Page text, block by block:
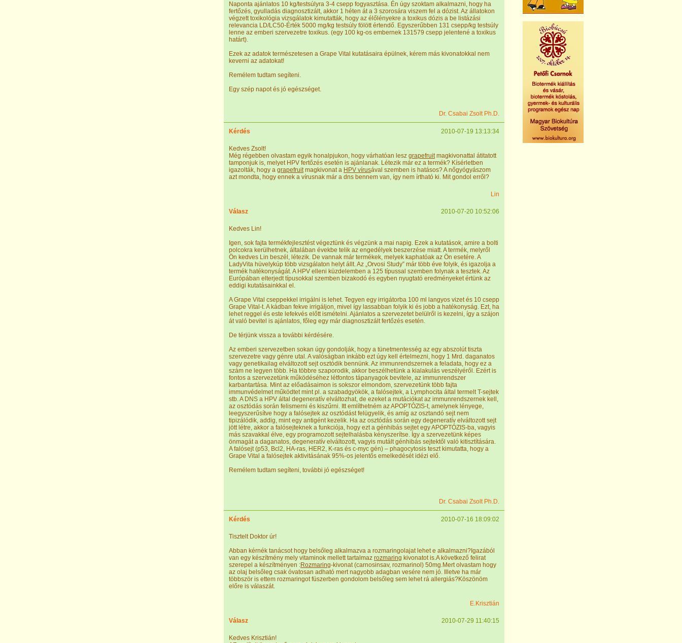
Naponta ajánlatos 10 kg/testsúlyra 3-4 csepp fogyasztása. Én úgy szoktam alkalmazni, hogy ha
fertőzés, gyulladás diagnosztizált, akkor 1 héten át a 3 szorosára viszem fel a dózist. Az állatokon
végzett toxikológia vizsgálatok kimutatták, hogy az élőlényekre a toxikus dózis a be listázási
relevancia LD/LC50-Érték 5000 mg/kg testsúly fölött értendő. Egyszerűbben 131 csepp/kg testsúly
lenne az emberi szervezetre toxikus. (egy 100 kg-os embernek 131579 csepp jelentené a toxikus
határt).
Ezek az adatok természetesen a Grape Vital kutatásaira épülnek, kérem más kivonatokkal nem
keverni az adatokat!
Remélem tudtam segíteni.
Egy szép napot és jó egészséget.
Dr. Csabai Zsolt Ph.D.
Kérdés 2010-07-19 13:13:34
Kedves Zsolt!
Még régebben olvastam egyik honalpjukon, hogy várhatóan lesz grapefruitmagkivonattal átitatott
tamponjuk is, melyet HPV fertőzés esetén is ajánlanak. Létezik már ez a termék? Kísérletben
igazolták, hogy a grapefruitmagkivonat a HPV vírusával szemben is hatásos? A nőgyógyászom
azt mondta, hogy ennek a vírusnak már a dns bennem van, így nem írtható ki. Mit gondol erről?
Lin
Válasz 2010-07-20 10:52:06
Kedves Lin!
Igen, sok fajta termékfejlesztést végeztünk és végzünk a mai napig. Ezek a kutatások, amire a bolti
polcokra kerülhetnek, általában évekbe telik az engedélyek beszerzése miatt. A termék, melyről
Ön kedves Lin beszél, létezik. De vannak már termékek, melyek kaphatóak az Ön esetére. A
LadyVita hüvelykúp több vizsgálaton helyt állt. Az „Orvosi Study” már több éve folyik, és igazolja a
termék hatékonyságát. A HPV elleni küzdelemben a 125 típussal szemben folynak a tesztek. Az
Európában elterjedt típusokkal szemben bizakodó és egyben nyugtató eredményeket értünk az
eddigi kutatásainkkal el.
A Grape Vital cseppekkel irrigálni is lehet. Tegyen egy irrigátorba 100 ml langyos vizet és 10 csepp
Grape Vital-t. A kádban fekve irrigáljon, mivel így lassabban folyik ki és jobb a hatékonyság. Ezt, ha
lehet reggel és este lefekvés előtt ismételni. Ajánlatos a szervezetet belülről is kezelni, így a szájon
át való bevitel is ajánlatos, főleg egy már diagnosztizált fertőzés esetén.
De térjünk vissza a további kérdésére.
Az emberi szervezetben sokan úgy gondolják, hogy a tünetmentesség az egy abszolút tiszta
szervezetre vagy génre utal. A valóságban inkább ezt úgy kell értelmezni, hogy 1 Mrd. daganatos
vagy genetikailag elváltozott sejt osztódik bennünk. Az immunrendszernek a feladata, hogy ez a
szám ne legyen több. Ha többre szaporodik, akkor beszélhetünk a kialakulás veszélyéről. Ezért is
fontos a szervezetünk működéséhez létfontos tápanyagok bevitele, az immunrendszer
karbantartása. Mint az előadásaimon is sokszor elmondom, szervezetünk több fajta
immunvédelmet működtet mint pl. a szabadgyökök, a falósejtek, a Lymphocita által termelt T-sejtek
stb. A DNS a HPV által degeneratív elváltozhat, de ezeket a mutációkat az immunrendszernek kell,
az osztódás során felismerni és kiszűrni. Itt említhetném az APOPTÓZIS-t, amelynek lényege,
leegyszerűsítve hogy a falósejtek az osztódást felügyelik, és amíg az osztandó sejt nem
tipizálódik, addig, mint egy antigént kezelik. Ha az osztódás során egy degeneratív elváltozott sejt
jött létre, akkor a falósejteknek a funkciója, hogy ezt a génhibás sejtet egy APOPTÓZIS-ba, vagyis
más szavakkal élve, egy programozott sejtelhalásba kényszerítse. Így a szervezetünk képes
önmagát a daganatos, degeneratív elváltozott, vagyis mutált génhibás sejtektől való kitisztítására.
A falósejt (p53, Bcl2, HA-ras, HER2, K-ras és c-myc gén) – phagocytosis teszt kimutatta, hogy a
Grape Vital a falósejtek aktivitásának 95%-os jelentős emelkedését idézi elő.
Remélem tudtam segíteni, további jó egészséget!
Dr. Csabai Zsolt Ph.D.
Kérdés 2010-07-16 18:09:02
Tisztelt Doktor úr!
Abban kérnék tanácsot hogy belsőleg alkalmazva a rozmaringolajat lehet e alkalmazni?Igazából
van egy készítmény mely vitaminok mellett tartalmaz rozmaring kivonatot is.A következő felirat
szerepel a készítményen :Rozmaring-kivonat (carnosinsav, rozmarinol) 50mg.Mert olvastam hogy
az olaj belsőleg csak óvatosan adható mert nagyobb adagban vesére nem jó. Illetve ha már
többször is ettem rozmaringot füszerben gondolom belsőleg sem lehet rá allergiás?Köszönöm
előre is válaszát.
E.Krisztián
Válasz 2010-07-29 11:40:15
Kedves Krisztián!